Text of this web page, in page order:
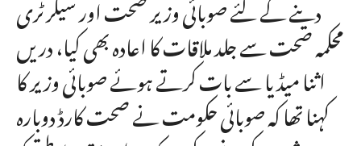
محکمہ صحت سے جلد ملاقات کا اعادہ بھی کیا، دریں
اثنا میڈیا سے بات کرتے ہوئے صوبائی وزیر کا
کہنا تھا کہ صوبائی حکومت نے صحت کارڈ دوبارہ